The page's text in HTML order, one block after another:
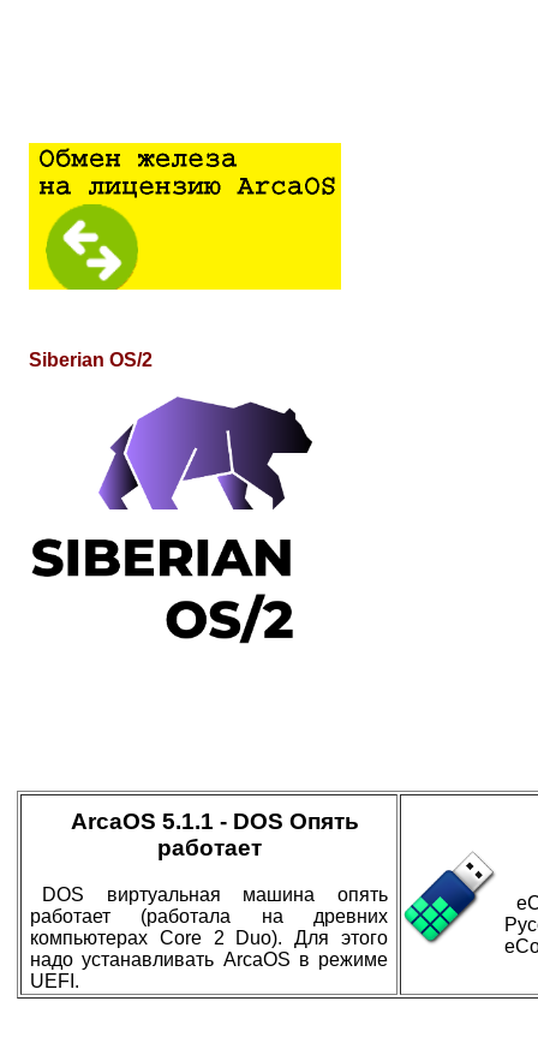
Siberian OS/2
ArcaOS 5.1.1 - DOS Опять
работает
DOS виртуальная машина опять
работает (работала на древних
компьютерах Core 2 Duo). Для этого
надо устанавливать ArcaOS в режиме
UEFI.